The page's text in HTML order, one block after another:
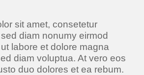
sit amet, consetetur
diam nonumy eirmod
labore et dolore magna
diam voluptua. At vero eos
duo dolores et ea rebum.